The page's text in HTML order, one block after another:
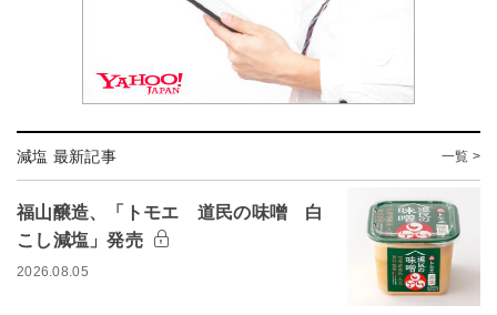
減塩 最新記事 一覧 >
福山醸造、「トモエ 道民の味噌 白
こし減塩」発売
2026.08.05